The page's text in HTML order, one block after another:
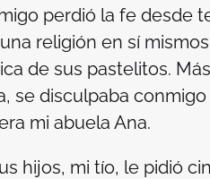
perdió la fe desde
religión en sí
de sus pastelitos.
se disculpaba
mi abuela Ana.
hijos, mi tío, le pidió